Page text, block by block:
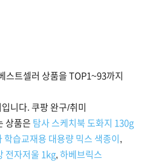
스트셀러 상품을 TOP1~93까지
니다. 쿠팡 완구/취미
상품은 탐사 스케치북 도화지 130g
학습교재용 대용량 믹스 색종이
전자저울 1kg 하베브릭스